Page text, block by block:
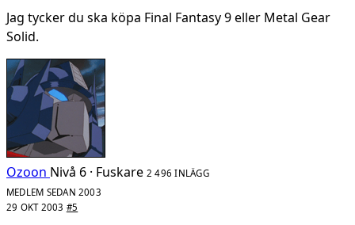
Jag tycker du ska köpa Final Fantasy 9 eller Metal Gear
Solid.
Ozoon Nivå 6 · Fuskare 2 496 INLÄGG
MEDLEM SEDAN 2003
29 OKT 2003 #5